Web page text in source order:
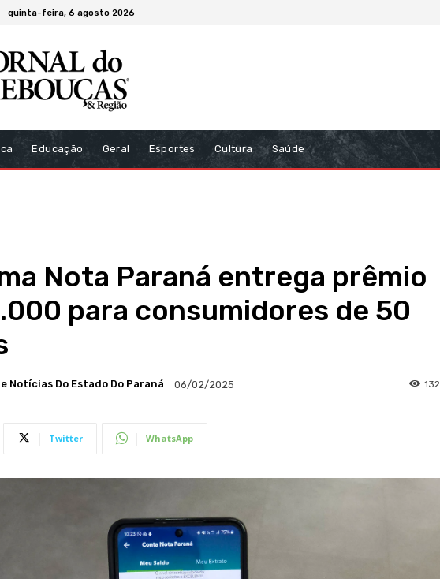
quinta-feira, 6 agosto 2026
Educação Geral Esportes Cultura Saúde
Nota Paraná entrega prêmio
para consumidores de 50
Notícias Do Estado Do Paraná 06/02/2025 132
Twitter WhatsApp